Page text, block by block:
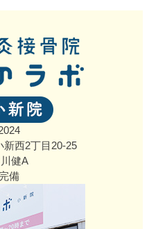
西2丁目20‐25
健A
備